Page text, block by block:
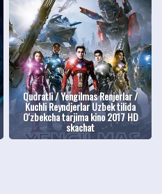
Qudratli / Yengilmas Renjerlar /
Kuchli Reyndjerlar Uzbek tilida
O'zbekcha tarjima kino 2017 HD
skachat